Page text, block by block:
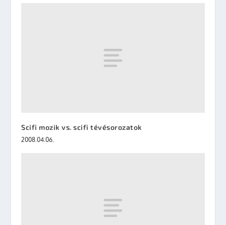
Scifi mozik vs. scifi tévésorozatok
2008.04.06.